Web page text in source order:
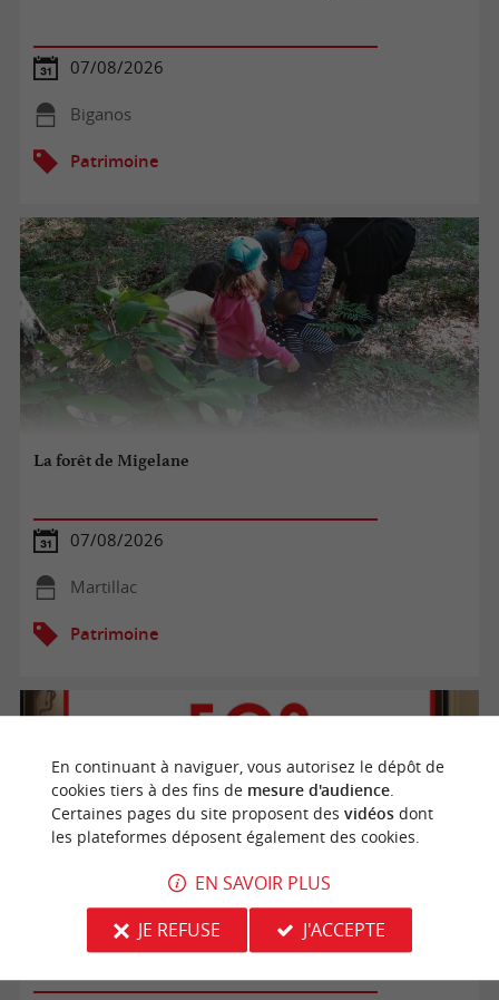
07/08/2026
Biganos
Patrimoine
La forêt de Migelane
07/08/2026
Martillac
Patrimoine
Visite libre du Bunker 502
En continuant à naviguer, vous autorisez le dépôt de
cookies tiers à des fins de mesure d'audience.
Certaines pages du site proposent des vidéosdont
les plateformes déposent également des cookies.
EN SAVOIR PLUS
JE REFUSE
J'ACCEPTE